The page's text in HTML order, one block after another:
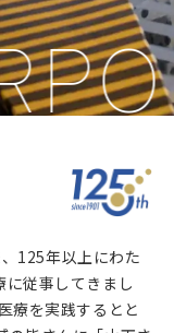
125年以上にわた
に従事してきまし
療を実践するとと